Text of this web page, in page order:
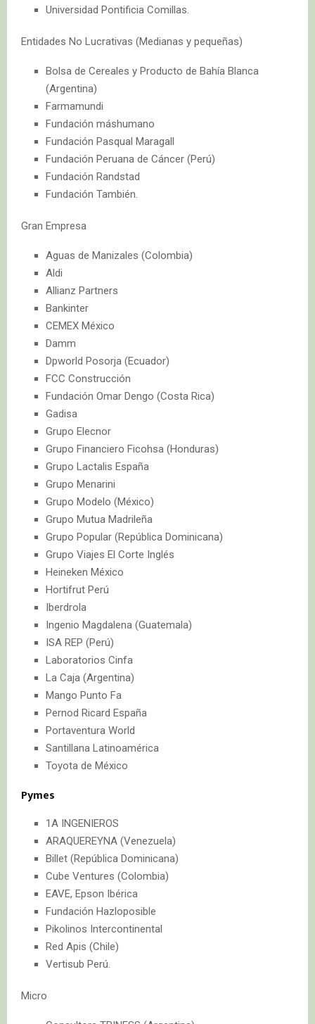
Universidad Pontificia Comillas.
Entidades No Lucrativas (Medianas y pequeñas)
Bolsa de Cereales y Producto de Bahía Blanca
(Argentina)
Farmamundi
Fundación máshumano
Fundación Pasqual Maragall
Fundación Peruana de Cáncer (Perú)
Fundación Randstad
Fundación También.
Gran Empresa
Aguas de Manizales (Colombia)
Aldi
Allianz Partners
Bankinter
CEMEX México
Damm
Dpworld Posorja (Ecuador)
FCC Construcción
Fundación Omar Dengo (Costa Rica)
Gadisa
Grupo Elecnor
Grupo Financiero Ficohsa (Honduras)
Grupo Lactalis España
Grupo Menarini
Grupo Modelo (México)
Grupo Mutua Madrileña
Grupo Popular (República Dominicana)
Grupo Viajes El Corte Inglés
Heineken México
Hortifrut Perú
Iberdrola
Ingenio Magdalena (Guatemala)
ISA REP (Perú)
Laboratorios Cinfa
La Caja (Argentina)
Mango Punto Fa
Pernod Ricard España
Portaventura World
Santillana Latinoamérica
Toyota de México
Pymes
1A INGENIEROS
ARAQUEREYNA (Venezuela)
Billet (República Dominicana)
Cube Ventures (Colombia)
EAVE, Epson Ibérica
Fundación Hazloposible
Pikolinos Intercontinental
Red Apis (Chile)
Vertisub Perú.
Micro